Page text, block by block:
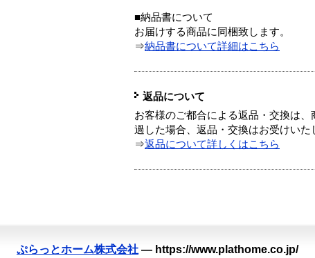
■納品書について
お届けする商品に同梱致します。
⇒納品書について詳細はこちら
返品について
お客様のご都合による返品・交換は
過した場合、返品・交換はお受けいた
⇒返品について詳しくはこちら
ぷらっとホーム株式会社 — https://www.plathome.co.jp/